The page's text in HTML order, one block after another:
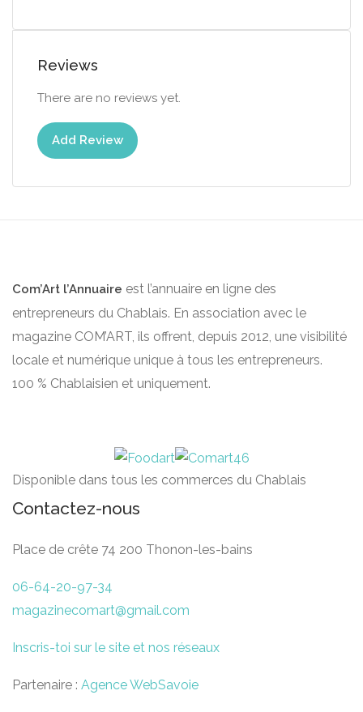
Reviews
There are no reviews yet.
Add Review
Com’Art l’Annuaire est l’annuaire en ligne des
entrepreneurs du Chablais. En association avec le
magazine COM’ART, ils offrent, depuis 2012, une visibilité
locale et numérique unique à tous les entrepreneurs.
100 % Chablaisien et uniquement.
Disponible dans tous les commerces du Chablais
Contactez-nous
Place de crête 74 200 Thonon-les-bains
06-64-20-97-34
magazinecomart@gmail.com
Inscris-toi sur le site et nos réseaux
Partenaire : Agence WebSavoie